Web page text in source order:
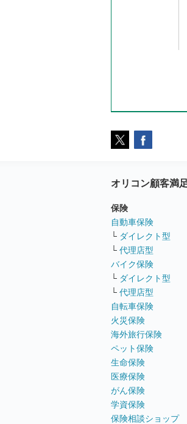
オリコン顧客満
保険
自動車保険
└ ダイレクト型
└ 代理店型
バイク保険
└ ダイレクト型
└ 代理店型
自転車保険
火災保険
海外旅行保険
ペット保険
生命保険
医療保険
がん保険
学資保険
保険相談ショップ